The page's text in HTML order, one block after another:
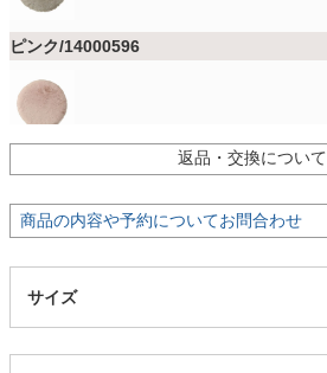
マット
生活用品
ピンク/14000596
在庫要確認
返品・交換について
商品の内容や予約についてお問合わせ
サイズ